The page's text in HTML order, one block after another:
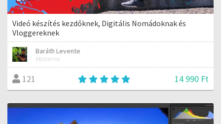
Videó készítés kezdőknek, Digitális Nomádoknak és
Vloggereknek
Baráth Levente
Mixtreme
121 14 990 Ft